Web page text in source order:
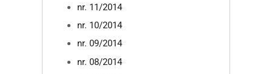
nr. 11/2014
nr. 10/2014
nr. 09/2014
nr. 08/2014